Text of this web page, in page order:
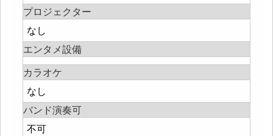
プロジェクター
なし
エンタメ設備
カラオケ
なし
バンド演奏可
不可